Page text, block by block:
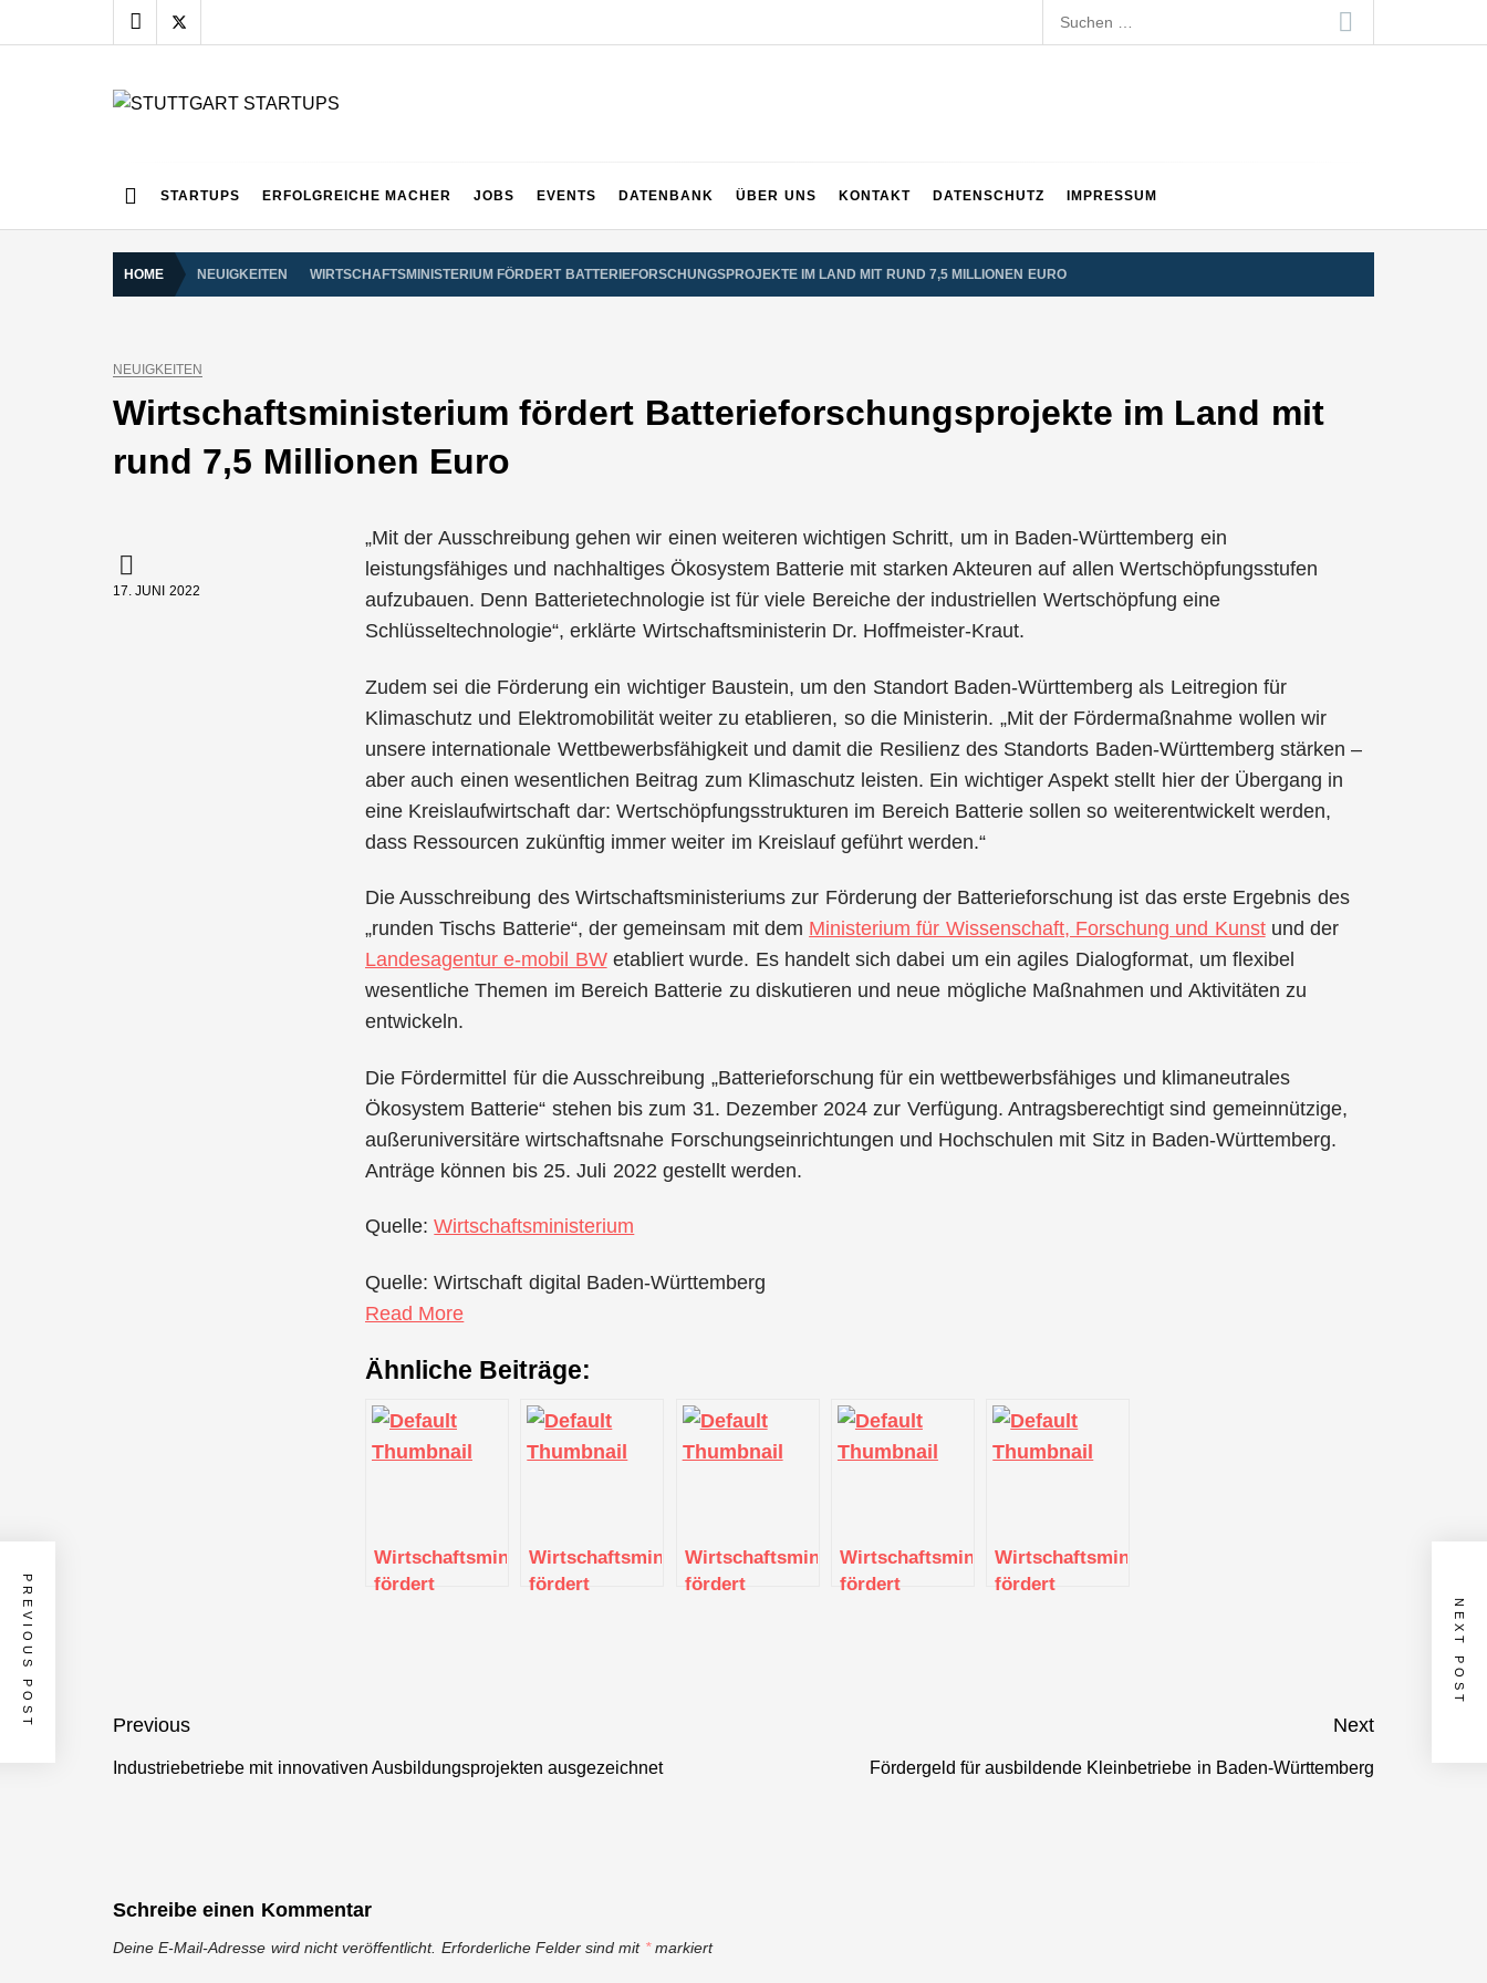
to
Suchen
nach:
STARTUPS ERFOLGREICHE MACHER JOBS EVENTS DATENBANK ÜBER UNS KONTAKT DATENSCHUTZ IMPRESSUM
HOME NEUIGKEITEN WIRTSCHAFTSMINISTERIUM FÖRDERT BATTERIEFORSCHUNGSPROJEKTE IM LAND MIT RUND 7,5 MILLIONEN EURO
NEUIGKEITEN
Wirtschaftsministerium fördert Batterieforschungsprojekte im Land mit
rund 7,5 Millionen Euro
17. JUNI 2022
„Mit der Ausschreibung gehen wir einen weiteren wichtigen Schritt, um in Baden-Württemberg ein
leistungsfähiges und nachhaltiges Ökosystem Batterie mit starken Akteuren auf allen Wertschöpfungsstufen
aufzubauen. Denn Batterietechnologie ist für viele Bereiche der industriellen Wertschöpfung eine
Schlüsseltechnologie“, erklärte Wirtschaftsministerin Dr. Hoffmeister-Kraut.
Zudem sei die Förderung ein wichtiger Baustein, um den Standort Baden-Württemberg als Leitregion für
Klimaschutz und Elektromobilität weiter zu etablieren, so die Ministerin. „Mit der Fördermaßnahme wollen wir
unsere internationale Wettbewerbsfähigkeit und damit die Resilienz des Standorts Baden-Württemberg stärken –
aber auch einen wesentlichen Beitrag zum Klimaschutz leisten. Ein wichtiger Aspekt stellt hier der Übergang in
eine Kreislaufwirtschaft dar: Wertschöpfungsstrukturen im Bereich Batterie sollen so weiterentwickelt werden,
dass Ressourcen zukünftig immer weiter im Kreislauf geführt werden.“
Die Ausschreibung des Wirtschaftsministeriums zur Förderung der Batterieforschung ist das erste Ergebnis des
„runden Tischs Batterie“, der gemeinsam mit dem Ministerium für Wissenschaft, Forschung und Kunstund der
Landesagentur e-mobil BWetabliert wurde. Es handelt sich dabei um ein agiles Dialogformat, um flexibel
wesentliche Themen im Bereich Batterie zu diskutieren und neue mögliche Maßnahmen und Aktivitäten zu
entwickeln.
Die Fördermittel für die Ausschreibung „Batterieforschung für ein wettbewerbsfähiges und klimaneutrales
Ökosystem Batterie“ stehen bis zum 31. Dezember 2024 zur Verfügung. Antragsberechtigt sind gemeinnützige,
außeruniversitäre wirtschaftsnahe Forschungseinrichtungen und Hochschulen mit Sitz in Baden-Württemberg.
Anträge können bis 25. Juli 2022 gestellt werden.
Quelle:Wirtschaftsministerium
Quelle: Wirtschaft digital Baden-Württemberg
Read More
Ähnliche Beiträge:
Wirtschaftsministerium
fördert
Wirtschaftsministerium
fördert
Wirtschaftsministerium
fördert
Wirtschaftsministerium
fördert
Wirtschaftsministerium
fördert
Beitragsnavigation
Previous
Previous
Industriebetriebe mit innovativen Ausbildungsprojekten ausgezeichnet
Next
Fördergeld für ausbildende Kleinbetriebe in Baden-Württemberg
PREVIOUS POST NEXT POST
Schreibe einen Kommentar
Deine E-Mail-Adresse wird nicht veröffentlicht. Erforderliche Felder sind mit *markiert